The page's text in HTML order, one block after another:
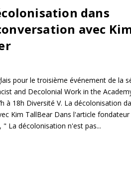
dans
avec
pour le troisième événement de la
and Decolonial Work in the
à 18h Diversité V. La décolonisation
Kim TallBear Dans l'article fondateur
" La décolonisation n'est pas...